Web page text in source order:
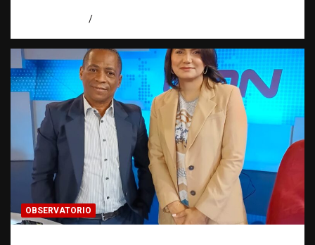
OBSERVATORIO